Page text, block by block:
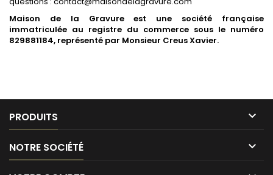
Maison de la Gravure est une société française
immatriculée au registre du commerce sous le numéro
829881184, représenté par Monsieur Creus Xavier.
PRODUITS 
NOTRE SOCIÉTÉ 